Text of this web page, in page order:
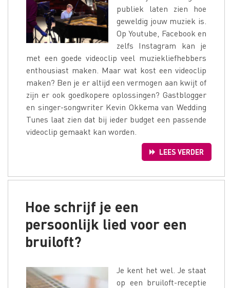
publiek laten zien hoe
geweldig jouw muziek is.
Op Youtube, Facebook en
zelfs Instagram kan je
met een goede videoclip veel muziekliefhebbers
enthousiast maken. Maar wat kost een videoclip
maken? Ben je er altijd een vermogen aan kwijt of
zijn er ook goedkopere oplossingen? Gastblogger
en singer-songwriter Kevin Okkema van Wedding
Tunes laat zien dat bij ieder budget een passende
videoclip gemaakt kan worden.
LEES VERDER
Hoe schrijf je een
persoonlijk lied voor een
bruiloft?
Je kent het wel. Je staat
op een bruiloft-receptie